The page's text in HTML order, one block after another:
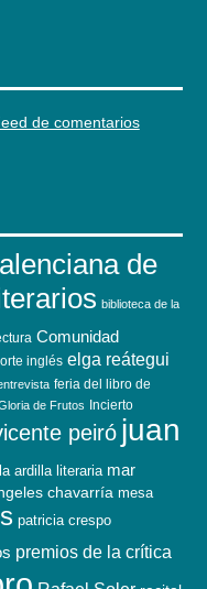
de comentarios
de
biblioteca de la
Comunidad
inglés elga reátegui
feria del libro de
de Frutos Incierto
peiró juan
la ardilla literaria mar
chavarría mesa
patricia crespo
premios de la crítica